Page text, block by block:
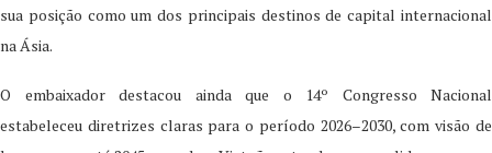
sua posição como um dos principais destinos de capital internacional
na Ásia.
O embaixador destacou ainda que o 14º Congresso Nacional
estabeleceu diretrizes claras para o período 2026–2030, com visão de